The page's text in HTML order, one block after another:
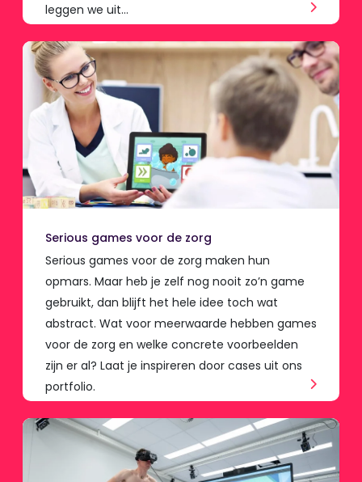
leggen we uit…
Serious games voor de zorg
Serious games voor de zorg maken hun
opmars. Maar heb je zelf nog nooit zo’n game
gebruikt, dan blijft het hele idee toch wat
abstract. Wat voor meerwaarde hebben games
voor de zorg en welke concrete voorbeelden
zijn er al? Laat je inspireren door cases uit ons
portfolio.